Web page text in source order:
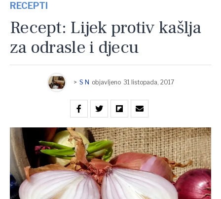
RECEPTI
Recept: Lijek protiv kašlja
za odrasle i djecu
> S N objavljeno 31 listopada, 2017